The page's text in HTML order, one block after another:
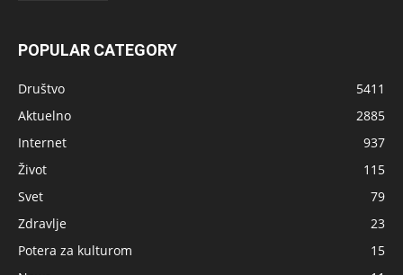
POPULAR CATEGORY
Društvo
5411
Aktuelno
2885
Internet
937
Život
115
Svet
79
Zdravlje
23
Potera za kulturom
15